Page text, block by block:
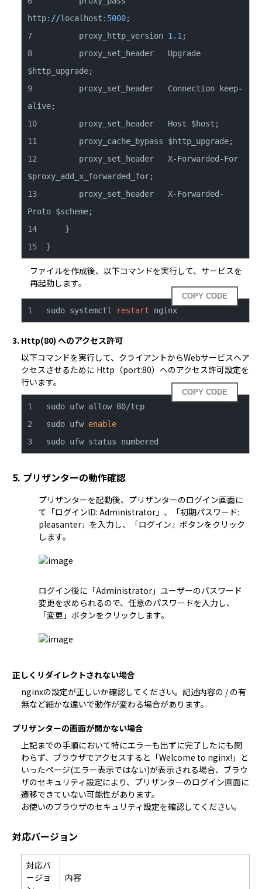
http: //l ocalhost: 5000
       proxy_http_version
1.1
       proxy_set_header   Upgrade
       proxy_set_header   Connection keep-
       proxy_set_header   X-Forwarded-For
       proxy_set_header   X-Forwarded-
}
ファイルを作成後、以下コマンドを実行して、サービスを
再起動します。
COPY CODE
sudo systemctl restart nginx
3. Http(80) へのアクセス許可
以下コマンドを実行して、クライアントからWebサービスへア
クセスさせるために Http（port:80）へのアクセス許可設定を
行います。
COPY CODE
sudo ufw allow 80/tcp
sudo ufw enable
sudo ufw status numbered
5. プリザンターの動作確認
プリザンターを起動後、プリザンターのログイン画面に
て「ログインID: Administrator」、「初期パスワード:
pleasanter」を入力し、「ログイン」ボタンをクリック
ログイン後に「Administrator」ユーザーのパスワード
変更を求められるので、任意のパスワードを入力し、
「変更」ボタンをクリックします。
正しくリダイレクトされない場合
nginxの設定が正しいか確認してください。記述内容の / の有
無など細かな違いで動作が変わる場合があります。
プリザンターの画面が開かない場合
上記までの手順において特にエラーも出ずに完了したにも関
わらず、ブラウザでアクセスすると「Welcome to nginx!」と
いったページ(エラー表示ではない)が表示される場合、ブラウ
ザのセキュリティ設定により、プリザンターのログイン画面に
遷移できていない可能性があります。
お使いのブラウザのセキュリティ設定を確認してください。
対応バージョン
対応バ
ージョ
内容